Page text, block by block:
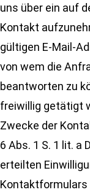
uns über ein auf
Kontakt
gültigen E-Mail-
von wem die
beantworten zu
freiwillig getätigt
Zwecke der
6 Abs. 1 S. 1 lit. a
erteilten
Kontaktformulars